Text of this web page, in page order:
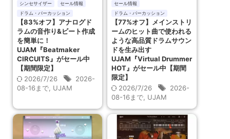
シンセサイザー
セール情報
ドラム・パーカッション
【83%オフ】アナログド
ラムの音作り&ビート作成
を簡単に！
UJAM『Beatmaker
CIRCUITS』がセール中
【期間限定】
2026/7/26
2026-
08-16まで, UJAM
セール情報
ドラム・パーカッション
【77%オフ】メインストリ
ームのヒット曲で使われる
ような高品質ドラムサウン
ドを生み出す
UJAM『Virtual Drummer
HOT』がセール中【期間
限定】
2026/7/26
2026-
08-16まで, UJAM